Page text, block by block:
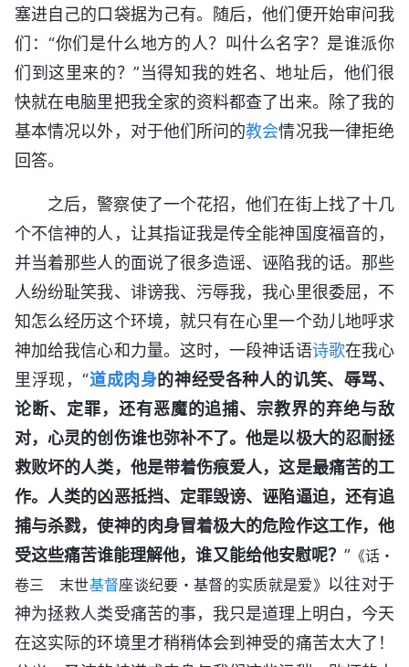
塞进自己的口袋据为己有。随后，他们便开始审问我
们：“你们是什么地方的人？叫什么名字？是谁派你
们到这里来的？”当得知我的姓名、地址后，他们很
快就在电脑里把我全家的资料都查了出来。除了我的
基本情况以外，对于他们所问的教会情况我一律拒绝
回答。
之后，警察使了一个花招，他们在街上找了十几
个不信神的人，让其指证我是传全能神国度福音的，
并当着那些人的面说了很多造谣、诬陷我的话。那些
人纷纷耻笑我、诽谤我、污辱我，我心里很委屈，不
知怎么经历这个环境，就只有在心里一个劲儿地呼求
神加给我信心和力量。这时，一段神话语诗歌在我心
里浮现，“道成肉身的神经受各种人的讥笑、辱骂、
论断、定罪，还有恶魔的追捕、宗教界的弃绝与敌
对，心灵的创伤谁也弥补不了。他是以极大的忍耐拯
救败坏的人类，他是带着伤痕爱人，这是最痛苦的工
作。人类的凶恶抵挡、定罪毁谤、诬陷逼迫，还有追
捕与杀戮，使神的肉身冒着极大的危险作这工作，他
受这些痛苦谁能理解他，谁又能给他安慰呢？ ” 《话・
卷三 末世基督座谈纪要・基督的实质就是爱》 以往对于
神为拯救人类受痛苦的事，我只是道理上明白，今天
在这实际的环境里才稍稍体会到神受的痛苦太大了！